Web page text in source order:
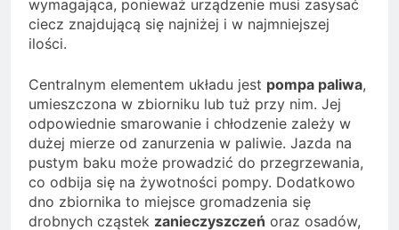
wymagająca, ponieważ urządzenie musi zasysać
ciecz znajdującą się najniżej i w najmniejszej
ilości.
Centralnym elementem układu jest pompa paliwa,
umieszczona w zbiorniku lub tuż przy nim. Jej
odpowiednie smarowanie i chłodzenie zależy w
dużej mierze od zanurzenia w paliwie. Jazda na
pustym baku może prowadzić do przegrzewania,
co odbija się na żywotności pompy. Dodatkowo
dno zbiornika to miejsce gromadzenia się
drobnych cząstek zanieczyszczeń oraz osadów,